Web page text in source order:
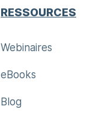
RESSOURCES
Webinaires
eBooks
Blog